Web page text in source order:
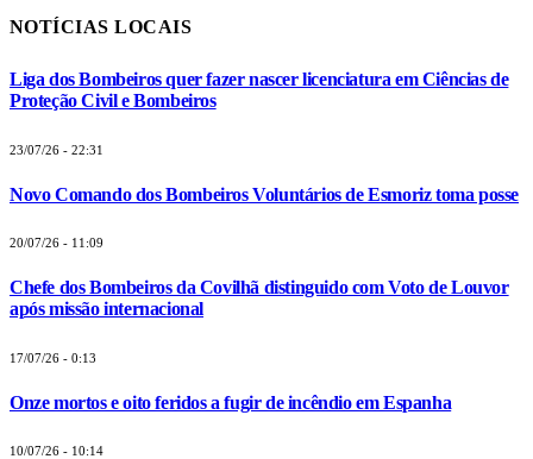
NOTÍCIAS LOCAIS
Liga dos Bombeiros quer fazer nascer licenciatura em Ciências de
Proteção Civil e Bombeiros
23/07/26 - 22:31
Novo Comando dos Bombeiros Voluntários de Esmoriz toma posse
20/07/26 - 11:09
Chefe dos Bombeiros da Covilhã distinguido com Voto de Louvor
após missão internacional
17/07/26 - 0:13
Onze mortos e oito feridos a fugir de incêndio em Espanha
10/07/26 - 10:14